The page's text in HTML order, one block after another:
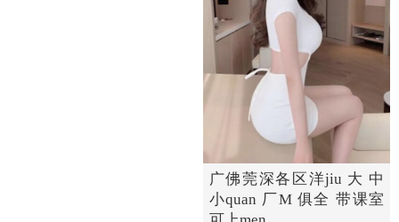
广佛莞深各区洋jiu 大 中
小quan 厂M 俱全 带课室